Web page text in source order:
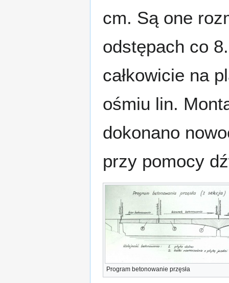
cm. Są one
odstępach co
całkowicie na
ośmiu lin.
dokonano
przy pomocy
Program betonowanie przęsła